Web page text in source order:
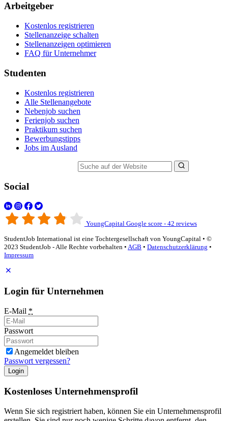
Arbeitgeber
Kostenlos registrieren
Stellenanzeige schalten
Stellenanzeigen optimieren
FAQ für Unternehmer
Studenten
Kostenlos registrieren
Alle Stellenangebote
Nebenjob suchen
Ferienjob suchen
Praktikum suchen
Bewerbungstipps
Jobs im Ausland
Social
YoungCapital Google score - 42 reviews
StudentJob International ist eine Tochtergesellschaft von YoungCapital • ©
2023 StudentJob - Alle Rechte vorbehalten • AGB • Datenschutzerklärung •
Impressum
Login für Unternehmen
E-Mail *
Passwort
Angemeldet bleiben
Passwort vergessen?
Login
Kostenloses Unternehmensprofil
Wenn Sie sich registriert haben, können Sie ein Unternehmensprofil